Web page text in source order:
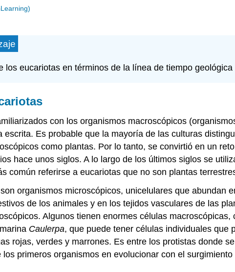
los eucariotas en términos de la línea de tiempo geológica
con los organismos macroscópicos
escrita. Es probable que la mayoría de las culturas
como plantas. Por lo tanto, se convirtió en un
hace unos siglos. A lo largo de los últimos siglos se
común referirse a eucariotas que no son plantas
organismos microscópicos, unicelulares que abundan
de los animales y en los tejidos vasculares de las
Algunos tienen enormes células
Caulerpa, que puede tener células individuales que
rojas, verdes y marrones. Es entre los protistas donde
primeros organismos en evolucionar con el